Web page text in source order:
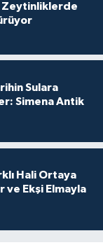
Zeytinliklerde
Sulara
Simena Antik
Hali Ortaya
ve Ekşi Elmayla